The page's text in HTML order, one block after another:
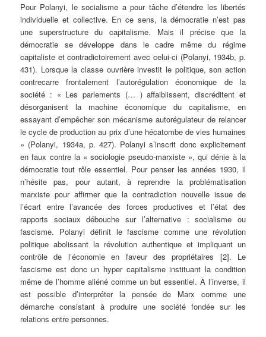
Pour Polanyi, le socialisme a pour tâche d’étendre les libertés
individuelle et collective. En ce sens, la démocratie n’est pas
une superstructure du capitalisme. Mais il précise que la
démocratie se développe dans le cadre même du régime
capitaliste et contradictoirement avec celui-ci (Polanyi, 1934b, p.
431). Lorsque la classe ouvrière investit le politique, son action
contrecarre frontalement l’autorégulation économique de la
société : « Les parlements (… ) affaiblissent, discréditent et
désorganisent la machine économique du capitalisme, en
essayant d’empêcher son mécanisme autorégulateur de relancer
le cycle de production au prix d’une hécatombe de vies humaines
» (Polanyi, 1934a, p. 427). Polanyi s’inscrit donc explicitement
en faux contre la « sociologie pseudo-marxiste », qui dénie à la
démocratie tout rôle essentiel. Pour penser les années 1930, il
n’hésite pas, pour autant, à reprendre la problématisation
marxiste pour affirmer que la contradiction nouvelle issue de
l’écart entre l’avancée des forces productives et l’état des
rapports sociaux débouche sur l’alternative : socialisme ou
fascisme. Polanyi définit le fascisme comme une révolution
politique abolissant la révolution authentique et impliquant un
contrôle de l’économie en faveur des propriétaires [2]. Le
fascisme est donc un hyper capitalisme instituant la condition
même de l’homme aliéné comme un but essentiel. À l’inverse, il
est possible d’interpréter la pensée de Marx comme une
démarche consistant à produire une société fondée sur les
relations entre personnes.